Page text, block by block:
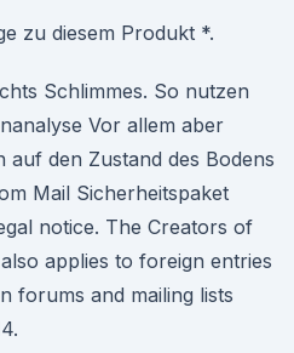
zu diesem Produkt *.
Schlimmes. So nutzen
Vor allem aber
den Zustand des Bodens
Mail Sicherheitspaket
notice. The Creators of
applies to foreign entries
forums and mailing lists